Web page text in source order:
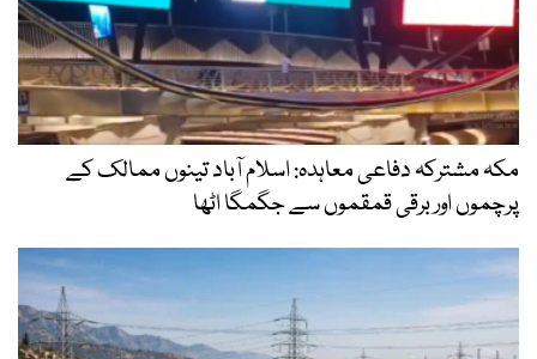
مکہ مشترکہ دفاعی معاہدہ: اسلام آباد تینوں ممالک کے
پرچموں اور برقی قمقموں سے جگمگا اٹھا